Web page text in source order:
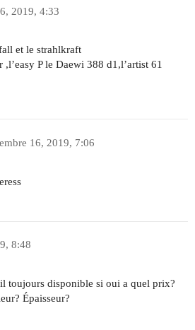
2019, 4:33
et le strahlkraft
P le Daewi 388 d1,l’artist 61
16, 2019, 7:06
8:48
toujours disponible si oui a quel prix?
Épaisseur?